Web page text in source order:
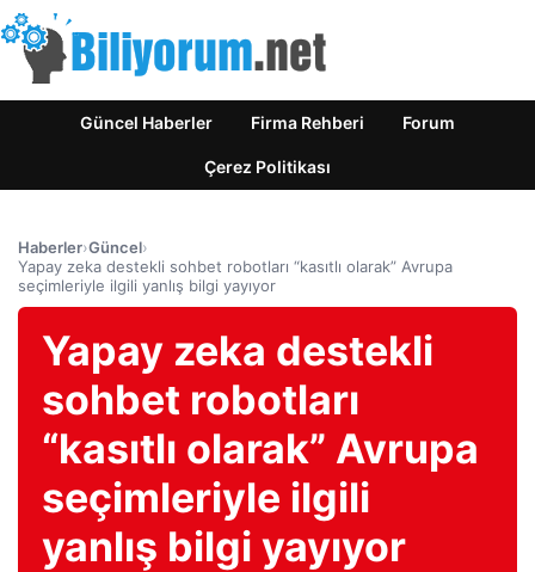
Güncel Haberler Firma Rehberi Forum
Çerez Politikası
Haberler›Güncel›
Yapay zeka destekli sohbet robotları “kasıtlı olarak” Avrupa
seçimleriyle ilgili yanlış bilgi yayıyor
Yapay zeka destekli
sohbet robotları
“kasıtlı olarak” Avrupa
seçimleriyle ilgili
yanlış bilgi yayıyor